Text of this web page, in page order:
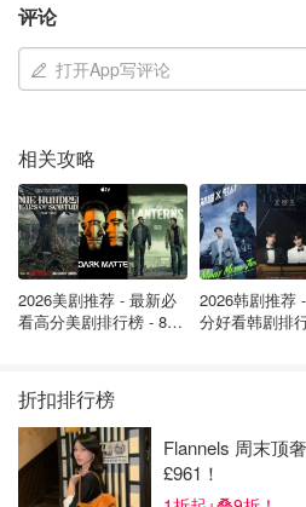
其实，限制黄牛倒卖门票早已是
月，包括Sam Fender、Dua
牌音乐人，还曾联名呼吁英国首
音乐和戏剧相关协会也加入了呼声
根据英国竞争与市场管理局的分
比原价高出50%以上，有的甚至
下，如果一张原价50英镑的热门
300英镑甚至更高，这对普通粉
销。
评论
打开App写评论
相关攻略
2026美剧推荐 - 最新必
看高分美剧排行榜 - 8月
2026韩剧推荐
分好看韩剧排
折扣排行榜
Flannels 周末顶
£961！